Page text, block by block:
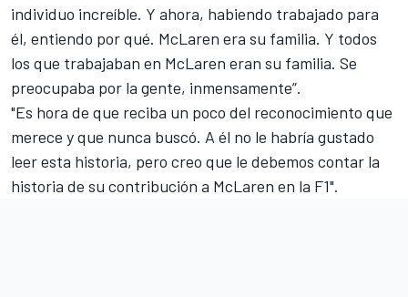
individuo increíble. Y ahora, habiendo trabajado para
él, entiendo por qué. McLaren era su familia. Y todos
los que trabajaban en McLaren eran su familia. Se
preocupaba por la gente, inmensamente”.
"Es hora de que reciba un poco del reconocimiento que
merece y que nunca buscó. A él no le habría gustado
leer esta historia, pero creo que le debemos contar la
historia de su contribución a McLaren en la F1".